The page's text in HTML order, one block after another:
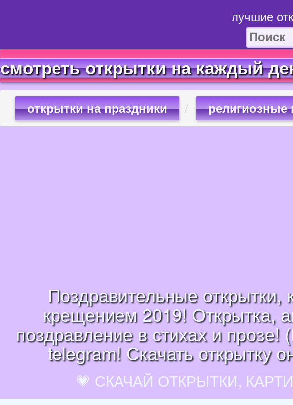
лучшие
смотреть открытки на каждый
открытки на праздники религиозные
Поздравительные
крещением 2019! Открытка,
поздравление в стихах и
telegram! Скачать открытку
💗 СКАЧАЙ ОТКРЫТКИ,